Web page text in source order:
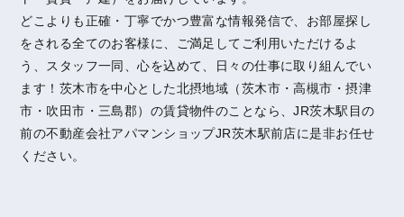
どこよりも正確・丁寧でかつ豊富な情報発信で、お部屋探し
をされる全てのお客様に、ご満足してご利用いただけるよ
う、スタッフ一同、心を込めて、日々の仕事に取り組んでい
ます！茨木市を中心とした北摂地域（茨木市・高槻市・摂津
市・吹田市・三島郡）の賃貸物件のことなら、JR茨木駅目の
前の不動産会社アパマンショップJR茨木駅前店に是非お任せ
ください。